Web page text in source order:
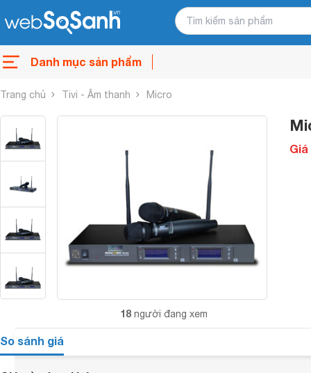
Danh mục sản phẩm
Trang chủ Tivi - Âm thanh Micro
18 người đang xem
Giá
So sánh giá